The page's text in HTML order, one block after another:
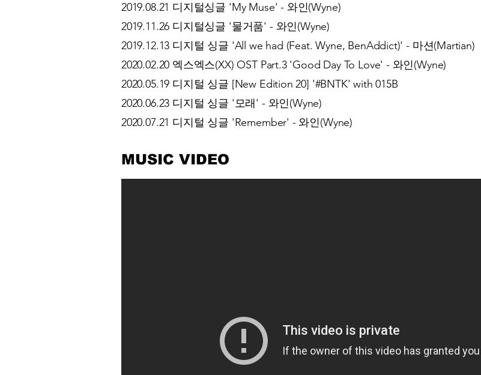
2019.08.21 디지털싱글 'My Muse' - 와인(Wyne)
2019.11.26 디지털싱글 '물거품' - 와인(Wyne)
2019.12.13 디지털 싱글 'All we had (Feat. Wyne, BenAddict)' - 마션(Martian)
2020.02.20 엑스엑스(XX) OST Part.3 'Good Day To Love' - 와인(Wyne)
2020.05.19 디지털 싱글 [New Edition 20] '#BNTK' with 015B
2020.06.23 디지털 싱글 '모래' - 와인(Wyne)
2020.07.21 디지털 싱글 'Remember' - 와인(Wyne)
MUSIC VIDEO